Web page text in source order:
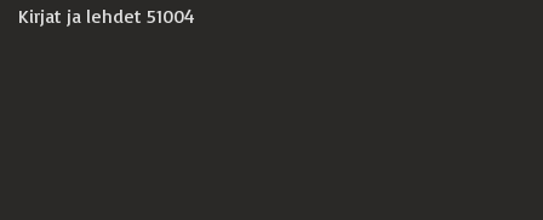
Kirjat ja lehdet 51004